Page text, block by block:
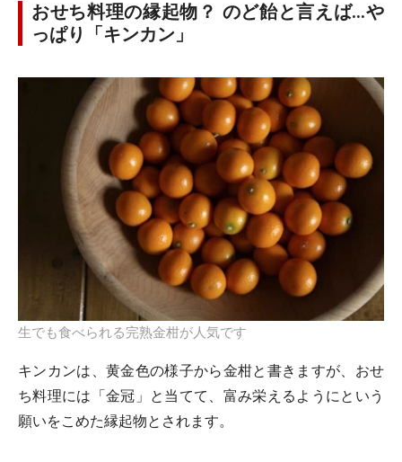
おせち料理の縁起物？ のど飴と言えば…や
っぱり「キンカン」
生でも食べられる完熟金柑が人気です
キンカンは、黄金色の様子から金柑と書きますが、おせ
ち料理には「金冠」と当てて、富み栄えるようにという
願いをこめた縁起物とされます。